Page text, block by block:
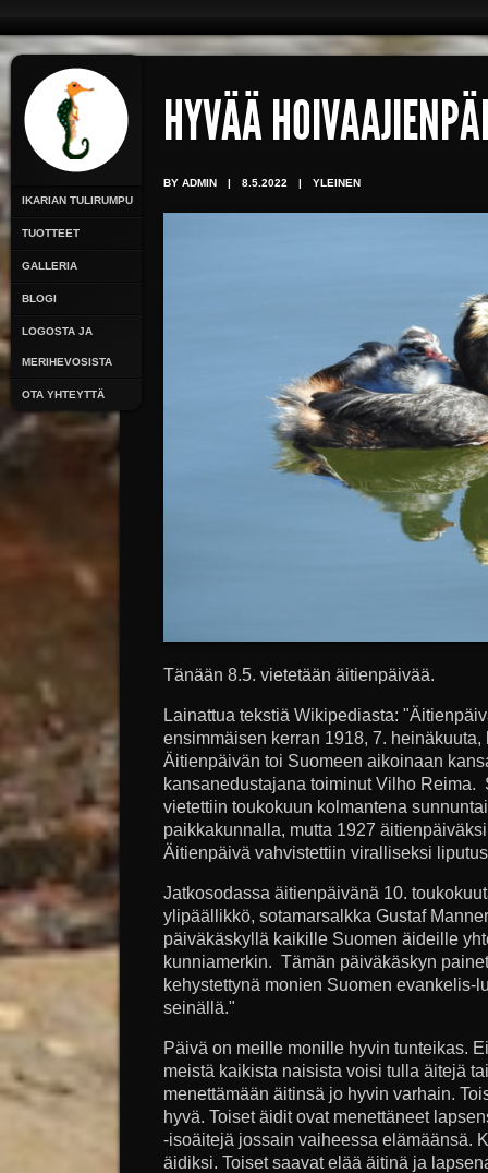
IKARIAN TULIRUMPU
TUOTTEET
GALLERIA
BLOGI
LOGOSTA JA
MERIHEVOSISTA
OTA YHTEYTTÄ
HYVÄÄ
BY ADMIN | 8.5.2022 | YLEINEN
Tänään 8.5. vietetään äitienpäivää.
Lainattua tekstiä Wikipediasta:
ensimmäisen kerran 1918, 7.
Äitienpäivän toi Suomeen aikoinaan
kansanedustajana toiminut Vilho Reima.
vietettiin toukokuun kolmantena
paikkakunnalla, mutta 1927
Äitienpäivä vahvistettiin viralliseksi
Jatkosodassa äitienpäivänä 10.
ylipäällikkö, sotamarsalkka Gustaf
päiväkäskyllä kaikille Suomen äideille
kunniamerkin. Tämän päiväkäskyn
kehystettynä monien Suomen evankelis-
seinällä."
Päivä on meille monille hyvin tunteikas.
meistä kaikista naisista voisi tulla äitejä
menettämään äitinsä jo hyvin varhain.
hyvä. Toiset äidit ovat menettäneet
-isoäitejä jossain vaiheessa elämäänsä.
äidiksi. Toiset saavat elää äitinä ja